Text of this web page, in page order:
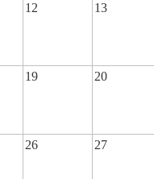
12 13
19 20
26 27